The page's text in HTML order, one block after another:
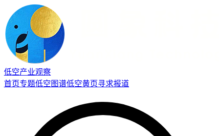
低空产业观察
首页专题低空图谱低空黄页寻求报道